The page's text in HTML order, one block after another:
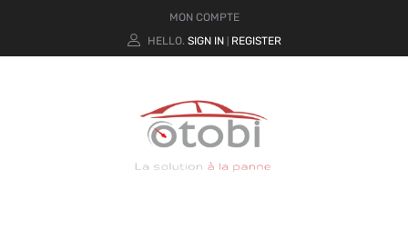
MON COMPTE
HELLO. SIGN IN REGISTER